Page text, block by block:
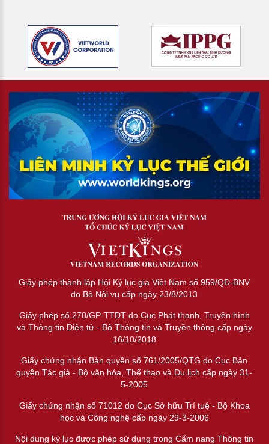
Giấy phép thành lập Hội Kỷ lục gia Việt Nam số 959/QĐ-BNV
do Bộ Nội vụ cấp ngày 23/8/2013
Giấy phép số 270/GP-TTĐT do Cục Phát thanh, Truyền hình
và Thông tin Điện tử - Bộ Thông tin và Truyền thông cấp ngày
16/10/2018
Giấy chứng nhận Bản quyền số 761/2005/QTG do Cục Bản
quyền Tác giả - Bộ văn hóa, Thể thao và Du lịch cấp ngày 31-
5-2005
Giấy chứng nhận số 71012 do Cục Sở hữu Trí tuệ - Bộ Khoa
học và Công nghệ cấp ngày 29-3-2006
Nội dung kỷ lục được phép sử dụng trong Cẩm nang Thông tin